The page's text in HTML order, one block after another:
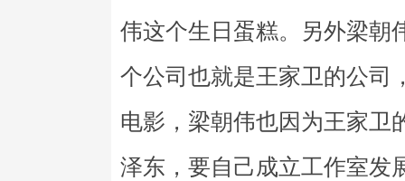
伟这个生日蛋糕。另外梁朝
个公司也就是王家卫的公司
电影，梁朝伟也因为王家卫
泽东，要自己成立工作室发